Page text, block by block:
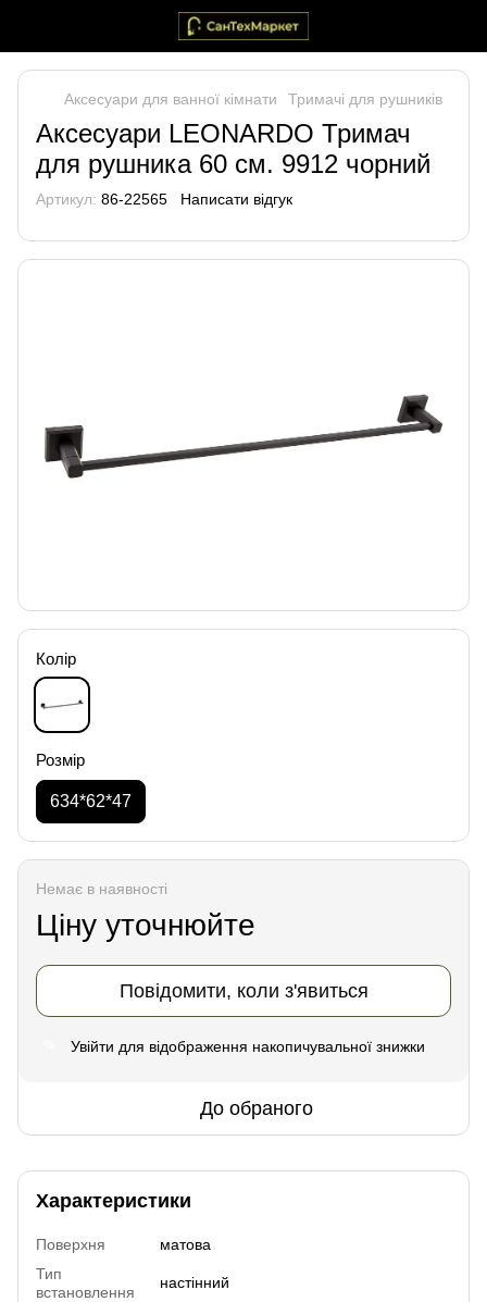
Аксесуари для ванної кімнати Тримачі для рушників
Аксесуари LEONARDO Тримач
для рушника 60 см. 9912 чорний
Артикул: 86-22565 Написати відгук
Колір
Розмір
634*62*47
Немає в наявності
Ціну уточнюйте
Повідомити, коли з'явиться
Увійти для відображення накопичувальної знижки
До обраного
Характеристики
Поверхня
матова
Тип
встановлення
настінний